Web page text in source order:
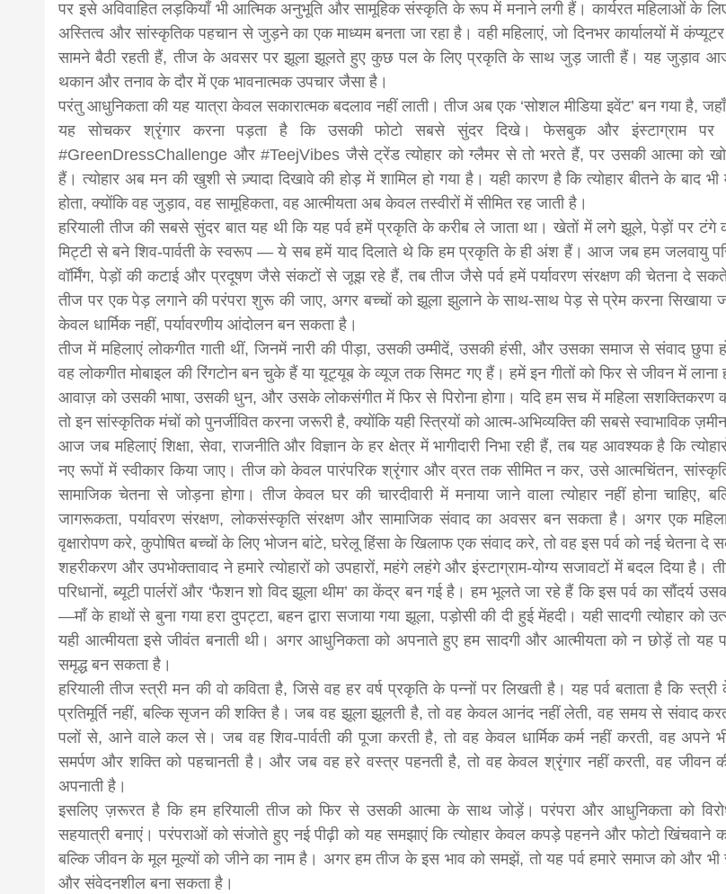
पर इसे अविवाहित लड़कियाँ भी आत्मिक अनुभूति और सामूहिक संस्कृति के रूप में मनाने लगी हैं। कार्यरत महिलाओं के
अस्तित्व और सांस्कृतिक पहचान से जुड़ने का एक माध्यम बनता जा रहा है। वही महिलाएं, जो दिनभर कार्यालयों में
सामने बैठी रहती हैं, तीज के अवसर पर झूला झूलते हुए कुछ पल के लिए प्रकृति के साथ जुड़ जाती हैं। यह जुड़ाव
थकान और तनाव के दौर में एक भावनात्मक उपचार जैसा है।
परंतु आधुनिकता की यह यात्रा केवल सकारात्मक बदलाव नहीं लाती। तीज अब एक ‘सोशल मीडिया इवेंट’ बन गया है,
यह सोचकर श्रृंगार करना पड़ता है कि उसकी फोटो सबसे सुंदर दिखे। फेसबुक और इंस्टाग्राम पर
#GreenDressChallenge और #TeejVibes जैसे ट्रेंड त्योहार को ग्लैमर से तो भरते हैं, पर उसकी आत्मा को
हैं। त्योहार अब मन की खुशी से ज़्यादा दिखावे की होड़ में शामिल हो गया है। यही कारण है कि त्योहार बीतने के बाद
होता, क्योंकि वह जुड़ाव, वह सामूहिकता, वह आत्मीयता अब केवल तस्वीरों में सीमित रह जाती है।
हरियाली तीज की सबसे सुंदर बात यह थी कि यह पर्व हमें प्रकृति के करीब ले जाता था। खेतों में लगे झूले, पेड़ों पर
मिट्टी से बने शिव-पार्वती के स्वरूप — ये सब हमें याद दिलाते थे कि हम प्रकृति के ही अंश हैं। आज जब हम जलवायु
वॉर्मिंग, पेड़ों की कटाई और प्रदूषण जैसे संकटों से जूझ रहे हैं, तब तीज जैसे पर्व हमें पर्यावरण संरक्षण की चेतना दे
तीज पर एक पेड़ लगाने की परंपरा शुरू की जाए, अगर बच्चों को झूला झुलाने के साथ-साथ पेड़ से प्रेम करना सिखाया
केवल धार्मिक नहीं, पर्यावरणीय आंदोलन बन सकता है।
तीज में महिलाएं लोकगीत गाती थीं, जिनमें नारी की पीड़ा, उसकी उम्मीदें, उसकी हंसी, और उसका समाज से संवाद छुपा
वह लोकगीत मोबाइल की रिंगटोन बन चुके हैं या यूट्यूब के व्यूज तक सिमट गए हैं। हमें इन गीतों को फिर से जीवन में लाना
आवाज़ को उसकी भाषा, उसकी धुन, और उसके लोकसंगीत में फिर से पिरोना होगा। यदि हम सच में महिला सशक्तिकरण
तो इन सांस्कृतिक मंचों को पुनर्जीवित करना जरूरी है, क्योंकि यही स्त्रियों को आत्म-अभिव्यक्ति की सबसे स्वाभाविक
आज जब महिलाएं शिक्षा, सेवा, राजनीति और विज्ञान के हर क्षेत्र में भागीदारी निभा रही हैं, तब यह आवश्यक है कि
नए रूपों में स्वीकार किया जाए। तीज को केवल पारंपरिक श्रृंगार और व्रत तक सीमित न कर, उसे आत्मचिंतन,
सामाजिक चेतना से जोड़ना होगा। तीज केवल घर की चारदीवारी में मनाया जाने वाला त्योहार नहीं होना चाहिए,
जागरूकता, पर्यावरण संरक्षण, लोकसंस्कृति संरक्षण और सामाजिक संवाद का अवसर बन सकता है। अगर एक
वृक्षारोपण करे, कुपोषित बच्चों के लिए भोजन बांटे, घरेलू हिंसा के खिलाफ एक संवाद करे, तो वह इस पर्व को नई चेतना दे
शहरीकरण और उपभोक्तावाद ने हमारे त्योहारों को उपहारों, महंगे लहंगे और इंस्टाग्राम-योग्य सजावटों में बदल दिया है।
परिधानों, ब्यूटी पार्लरों और ‘फैशन शो विद झूला थीम’ का केंद्र बन गई है। हम भूलते जा रहे हैं कि इस पर्व का सौंदर्य
—माँ के हाथों से बुना गया हरा दुपट्टा, बहन द्वारा सजाया गया झूला, पड़ोसी की दी हुई मेंहदी। यही सादगी त्योहार को
यही आत्मीयता इसे जीवंत बनाती थी। अगर आधुनिकता को अपनाते हुए हम सादगी और आत्मीयता को न छोड़ें तो यह
समृद्ध बन सकता है।
हरियाली तीज स्त्री मन की वो कविता है, जिसे वह हर वर्ष प्रकृति के पन्नों पर लिखती है। यह पर्व बताता है कि
प्रतिमूर्ति नहीं, बल्कि सृजन की शक्ति है। जब वह झूला झूलती है, तो वह केवल आनंद नहीं लेती, वह समय से संवाद
पलों से, आने वाले कल से। जब वह शिव-पार्वती की पूजा करती है, तो वह केवल धार्मिक कर्म नहीं करती, वह अपने
समर्पण और शक्ति को पहचानती है। और जब वह हरे वस्त्र पहनती है, तो वह केवल श्रृंगार नहीं करती, वह जीवन की
अपनाती है।
इसलिए ज़रूरत है कि हम हरियाली तीज को फिर से उसकी आत्मा के साथ जोड़ें। परंपरा और आधुनिकता को
सहयात्री बनाएं। परंपराओं को संजोते हुए नई पीढ़ी को यह समझाएं कि त्योहार केवल कपड़े पहनने और फोटो खिंचवाने
बल्कि जीवन के मूल मूल्यों को जीने का नाम है। अगर हम तीज के इस भाव को समझें, तो यह पर्व हमारे समाज को और भी
और संवेदनशील बना सकता है।
सीताराम विवाह पंचमी महोत्सव के
यज्ञ का हुआ आयोजन (फोटो सहित)
3 years ago
जनकपुरधाम/मिश्री लाल मधुकर। सीताराम
महोत्सव के तीसरे दिन जानकी मंदिर के
आयोजित किया गया। रंगभूमि मैदान में राजा